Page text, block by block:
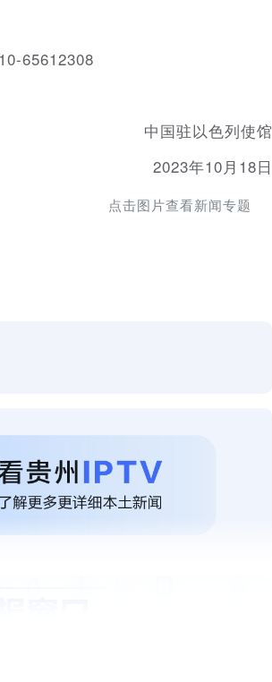
65612308
中国驻以色列使馆
2023年10月18日
点击图片查看新闻专题